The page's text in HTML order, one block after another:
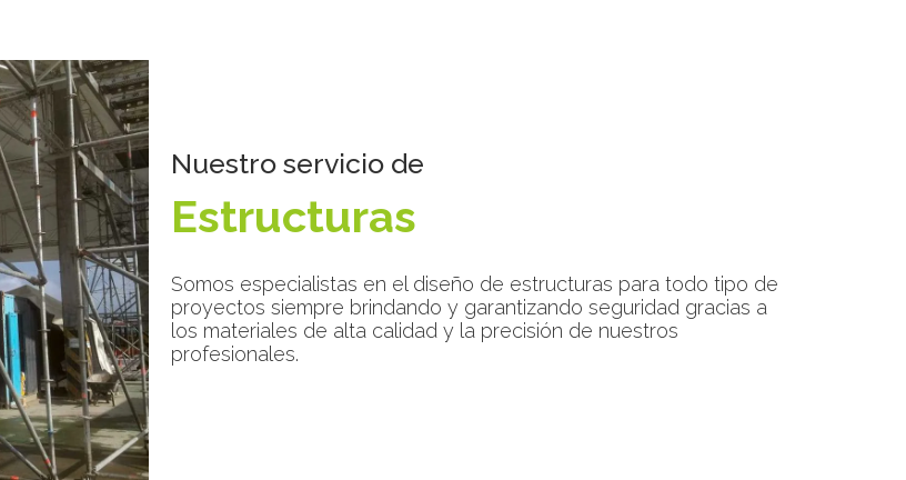
Nuestro servicio de
Estructuras
Somos especialistas en el diseño de estructuras para todo tipo de
proyectos siempre brindando y garantizando seguridad gracias a
los materiales de alta calidad y la precisión de nuestros
profesionales.